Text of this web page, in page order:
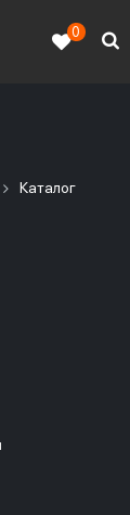
0
Каталог